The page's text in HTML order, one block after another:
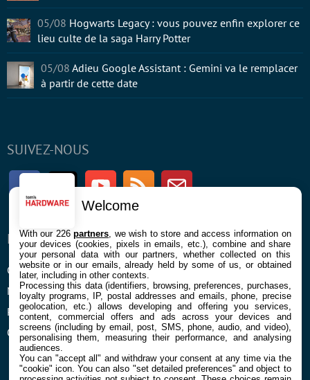
SUIVEZ-NOUS
FacebookTwitter Youtube RSS Newsletter
ENTREPRISE
Confidentialité et Cookies
Mentions légales et CGU
Préférences Cookies
Qui sommes nous
À PROPOS
Contact
05/08 Hogwarts Legacy : vous pouvez enfin explorer ce
lieu culte de la saga Harry Potter
05/08 Adieu Google Assistant : Gemini va le remplacer
à partir de cette date
Welcome
With our 226partners , we wish to store and access information on
your devices (cookies, pixels in emails, etc.), combine and share
your personal data with our partners, whether collected on this
website or in our emails, already held by some of us, or obtained
later, including in other contexts.
Processing this data (identifiers, browsing, preferences, purchases,
loyalty programs, IP, postal addresses and emails, phone, precise
geolocation, etc.) allows developing and offering you services,
content, commercial offers and ads across your devices and
screens (including by email, post, SMS, phone, audio, and video),
personalising them, measuring their performance, and analysing
audiences.
You can "accept all" and withdraw your consent at any time via the
"cookie" icon. You can also "set detailed preferences" and object to